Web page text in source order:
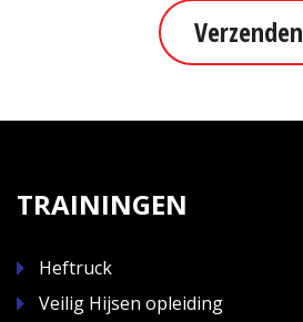
Verzenden
TRAININGEN
Heftruck
Veilig Hijsen opleiding